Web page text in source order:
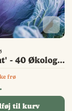
Tilføj
'Amarant' - 40 Økologiske frø
frø
til kurv